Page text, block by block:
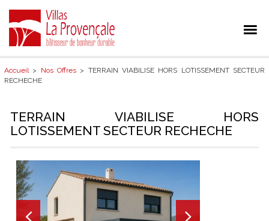
Accueil> Nos Offres > TERRAIN VIABILISE HORS LOTISSEMENT SECTEUR
RECHECHE
TERRAIN VIABILISE HORS
LOTISSEMENT SECTEUR RECHECHE